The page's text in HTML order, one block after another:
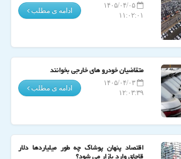
۱۴۰۵/۰۴/۰۵
۱۱:۰۲:۰۱
ادامه ی مطلب
متقاضیان خودرو های خارجی بخوانند
۱۴۰۵/۰۴/۰۳
۱۲:۰۳:۳۹
ادامه ی مطلب
اقتصاد پنهان پوشاک چه طور میلیاردها دلار
قاچاق وارد بازار می شود؟